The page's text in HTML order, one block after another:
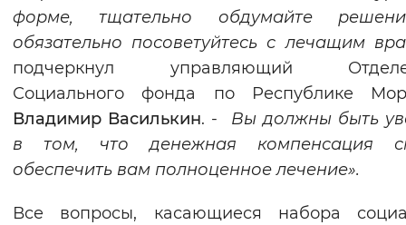
форме, тщательно обдумайте
обязательно посоветуйтесь с лечащим
подчеркнул управляющий
Социального фонда по Республике
Владимир Василькин. - Вы должны быть
в том, что денежная компенсация
обеспечить вам полноценное лечение».
Все вопросы, касающиеся набора